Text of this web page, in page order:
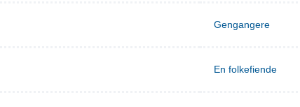
Gengangere
En folkefiende